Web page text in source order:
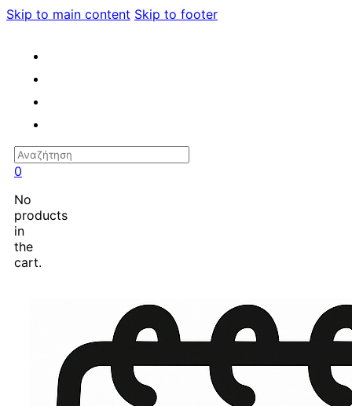
Skip to main content Skip to footer
Search
0
No
products
in
the
cart.